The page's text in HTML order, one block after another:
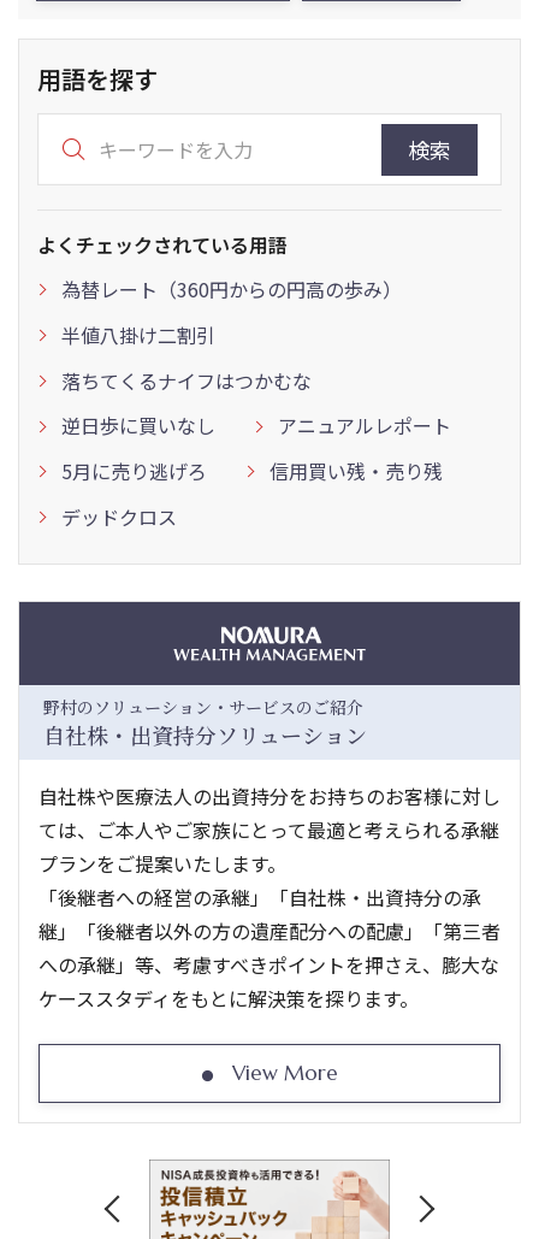
用語を探す
検索
よくチェックされている用語
為替レート（360円からの円高の歩み）
半値八掛け二割引
落ちてくるナイフはつかむな
逆日歩に買いなし
アニュアルレポート
5月に売り逃げろ
信用買い残・売り残
デッドクロス
野村のソリューション・サービスのご紹介
自社株・出資持分ソリューション
自社株や医療法人の出資持分をお持ちのお客様に対し
ては、ご本人やご家族にとって最適と考えられる承継
プランをご提案いたします。
「後継者への経営の承継」「自社株・出資持分の承
継」「後継者以外の方の遺産配分への配慮」「第三者
への承継」等、考慮すべきポイントを押さえ、膨大な
ケーススタディをもとに解決策を探ります。
View More